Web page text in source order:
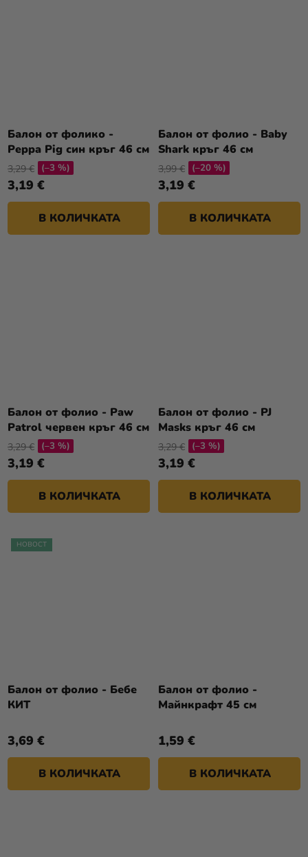
Балон от фолико -
Peppa Pig син кръг 46 см
3,19 €
3,29 € (–3 %)
В КОЛИЧКАТА
Балон от фолио - Baby
Shark кръг 46 см
3,19 €
3,99 € (–20 %)
В КОЛИЧКАТА
Балон от фолио - Paw
Patrol червен кръг 46 см
3,19 €
3,29 € (–3 %)
В КОЛИЧКАТА
Балон от фолио - PJ
Masks кръг 46 см
3,19 €
3,29 € (–3 %)
В КОЛИЧКАТА
НОВОСТ
Балон от фолио - Бебе
КИТ
3,69 €
В КОЛИЧКАТА
Балон от фолио -
Майнкрафт 45 см
1,59 €
В КОЛИЧКАТА